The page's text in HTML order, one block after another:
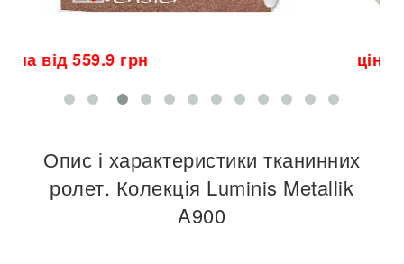
ціна від 627.3 грн
Опис і характеристики тканинних
ролет. Колекція Luminis Metallik
A900